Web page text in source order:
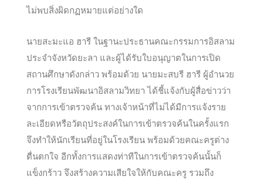
ไม่พบสิ่งผิดกฏหมายแต่อย่างใด
นายสะมะแอ ฮารี ในฐานะประธานคณะกรรมการอิสลาม
ประจำจังหวัดยะลา และผู้ได้รับใบอนุญาตในการเปิด
สถานศึกษาดังกล่าว พร้อมด้วย นายมะสบรี ฮารี ผู้อำนวย
การโรงเรียนพัฒนาอิสลามวิทยา ได้ชี้แจ้งกับผู้สื่อข่าวว่า
จากการเข้าตรวจค้น ทางเจ้าหน้าที่ไม่ได้มีการแจ้งราย
ละเอียดหรือวัตถุประสงค์ในการเข้าตรวจค้นในครั้งแรก
จึงทำให้นักเรียนที่อยู่ในโรงเรียน พร้อมด้วยคณะครูต่าง
ตื่นตกใจ อีกทั้งการแสดงท่าทีในการเข้าตรวจค้นนั้นก็
แข็งกร้าว จึงสร้างความเสียใจให้กับคณะครู รวมถึง